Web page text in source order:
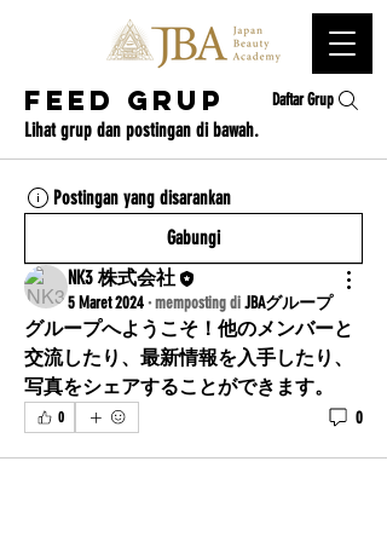
Feed Grup Daftar Grup
Lihat grup dan postingan di bawah.
Postingan yang disarankan
Gabungi
NK3 株式会社
5 Maret 2024·memposting diJBAグループ
グループへようこそ！他のメンバーと
交流したり、最新情報を入手したり、
写真をシェアすることができます。
0 0